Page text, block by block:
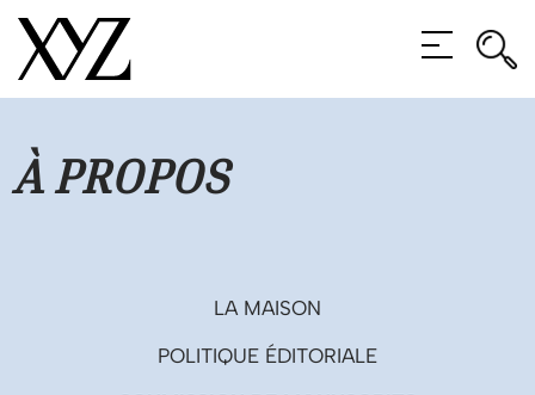
MENU
À PROPOS
LA MAISON
POLITIQUE ÉDITORIALE